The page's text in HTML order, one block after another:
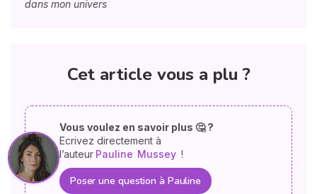
dans mon univers
Cet article vous a plu ?
Vous voulez en savoir plus 🤔 ?
Ecrivez directement à
l’auteur Pauline Mussey !
Poser une question à Pauline